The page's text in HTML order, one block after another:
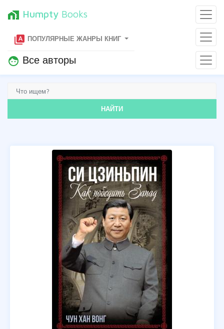
home_work Humpty Books
type_specimen ПОПУЛЯРНЫЕ ЖАНРЫ КНИГ
face Все авторы
НАЙТИ